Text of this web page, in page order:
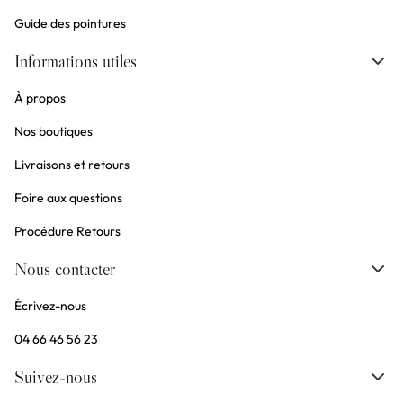
Guide des pointures
Informations utiles
À propos
Nos boutiques
Livraisons et retours
Foire aux questions
Procédure Retours
Nous contacter
Écrivez-nous
04 66 46 56 23
Suivez-nous